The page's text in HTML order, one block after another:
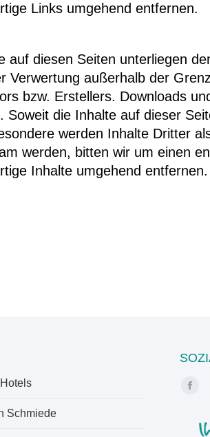
Links umgehend entfernen.
diesen Seiten unterliegen
Verwertung außerhalb der
bzw. Erstellers. Downloads
die Inhalte auf dieser
werden Inhalte Dritter
werden, bitten wir um einen
Inhalte umgehend entfernen.
Schmiede